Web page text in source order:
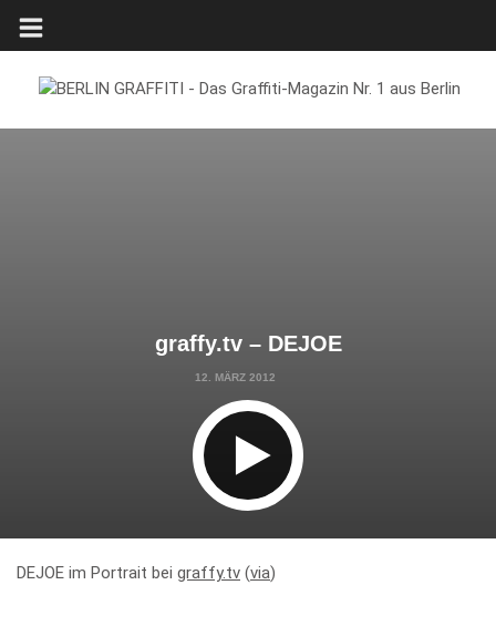
graffy.tv – DEJOE
12. MÄRZ 2012
DEJOE im Portrait bei graffy.tv (via)